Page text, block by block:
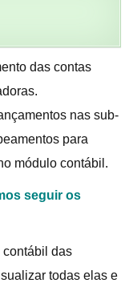
das contas
nas sub-
para
módulo contábil.
seguir os
contábil das
todas elas e